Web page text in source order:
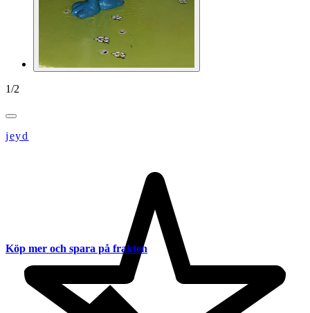
1/2
jeyd
Köp mer och spara på frakten